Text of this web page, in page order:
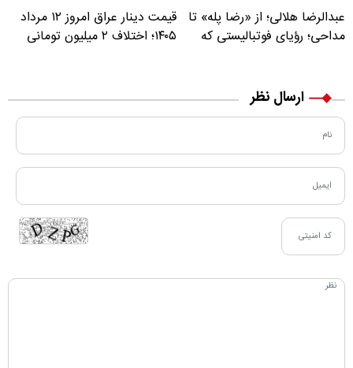
عبدالرضا هلالی؛ از «رضا پله» تا
مداحی؛ رؤیای فوتبالیستی که
قیمت دینار عراق امروز ۱۲ مرداد
۱۴۰۵؛ اختلاف ۲ میلیون تومانی
ارسال نظر